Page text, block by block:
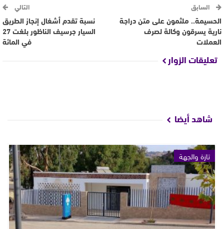
السابق
الحسيمة.. ملثمون على متن دراجة
نارية يسرقون وكالة لصرف
العملات
التالي
نسبة تقدم أشغال إنجاز الطريق
السيار جرسيف الناظور بلغت 27
في المائة
تعليقات الزوار
شاهد أيضا
تازة والجهة